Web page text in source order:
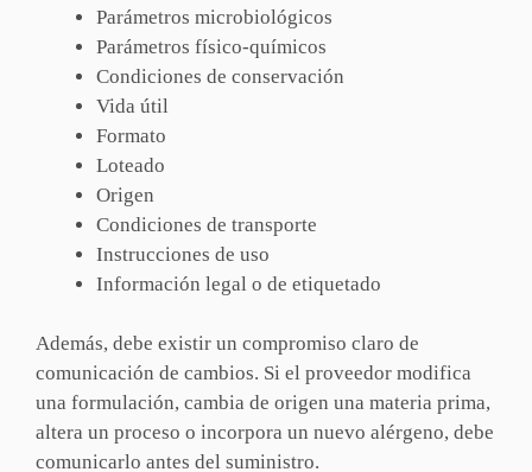
Parámetros microbiológicos
Parámetros físico-químicos
Condiciones de conservación
Vida útil
Formato
Loteado
Origen
Condiciones de transporte
Instrucciones de uso
Información legal o de etiquetado
Además, debe existir un compromiso claro de
comunicación de cambios. Si el proveedor modifica
una formulación, cambia de origen una materia prima,
altera un proceso o incorpora un nuevo alérgeno, debe
comunicarlo antes del suministro.